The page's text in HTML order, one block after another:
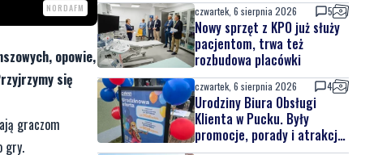
NORDAFM
opowie,
się
graczom
gry.
czwartek, 6 sierpnia 2026 5
Nowy sprzęt z KPO już służy
pacjentom, trwa też
rozbudowa placówki
czwartek, 6 sierpnia 2026 4
Urodziny Biura Obsługi
Klienta w Pucku. Były
promocje, porady i atrakcje
dla najmłodszych